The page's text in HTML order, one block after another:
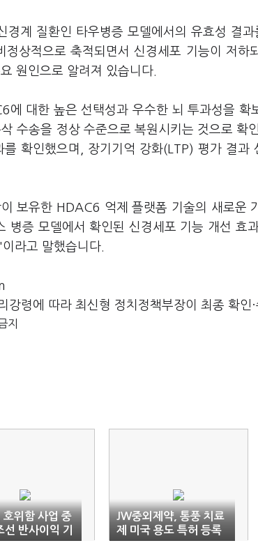
경계 질환인 타우병증 모델에서의 유효성 결
상적으로 축적되면서 신경세포 기능이 저하
원인으로 알려져 있습니다.
대한 높은 선택성과 우수한 뇌 투과성을 확
수송을 정상 수준으로 복원시키는 것으로 확
확인했으며, 장기기억 강화(LTP) 평가 결과
보유한 HDAC6 억제 플랫폼 기술의 새로운
병증 모델에서 확인된 신경세포 기능 개선 효
라고 말했습니다.
강령에 따라 최신형 정치정책부장이 최종 확인·
지
호위함 사업 중
반사이익 기
JW중외제약, 통풍 치료
제 미국 용도 특허 등록